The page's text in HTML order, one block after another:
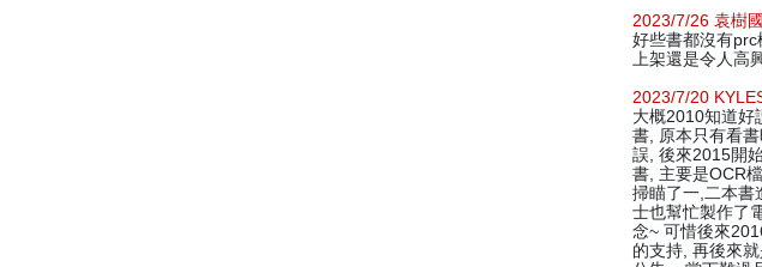
2023/7/26 袁樹國
好些書都沒有
上架還是令人高
2023/7/20
大概2010知道好
書, 原本只有看
誤, 後來2015開
書, 主要是OCR
掃瞄了一,二本書
士也幫忙製作了
念~ 可惜後來
的支持, 再後來